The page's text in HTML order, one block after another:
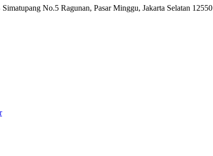
No.5 Ragunan, Pasar Minggu, Jakarta Selatan 12550